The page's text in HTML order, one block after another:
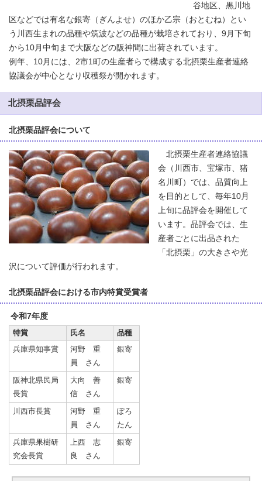
谷地区、黒川地
区などでは有名な銀寄（ぎんよせ）のほか乙宗（おとむね）とい
う川西生まれの品種や筑波などの品種が栽培されており、9月下旬
から10月中旬まで大阪などの阪神間に出荷されています。
例年、10月には、2市1町の生産者らで構成する北摂栗生産者連絡
協議会が中心となり収穫祭が開かれます。
北摂栗品評会
北摂栗品評会について
北摂栗生産者連絡協議
会（川西市、宝塚市、猪
名川町）では、品質向上
を目的として、毎年10月
上旬に品評会を開催して
います。品評会では、生
産者ごとに出品された
「北摂栗」の大きさや光
沢について評価が行われます。
北摂栗品評会における市内特賞受賞者
令和7年度
特賞
氏名
品種
兵庫県知事賞
河野 重
員 さん
銀寄
阪神北県民局
長賞
大向 善
信 さん
銀寄
川西市長賞
河野 重
員 さん
ぽろ
たん
兵庫県果樹研
究会長賞
上西 志
良 さん
銀寄